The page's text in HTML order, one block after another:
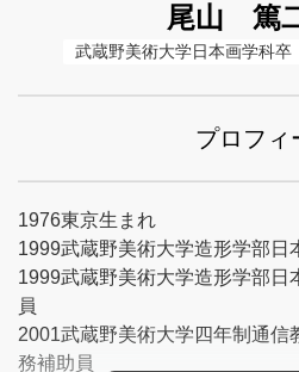
尾山 篤
武蔵野美術大学日本画学科卒
プロフィ
1976東京生まれ
1999武蔵野美術大学造形学部日
1999武蔵野美術大学造形学部日
員
2001武蔵野美術大学四年制通信
務補助員